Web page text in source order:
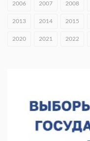
Тульские мастера и
строительства
2006 2007 2008
2013 2014 2015
2020 2021 2022